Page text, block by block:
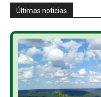
Últimas noticias